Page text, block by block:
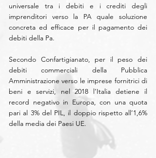
universale tra i debiti e i crediti degli
imprenditori verso la PA quale soluzione
concreta ed efficace per il pagamento dei
debiti della Pa.
Secondo Confartigianato, per il peso dei
debiti commerciali della Pubblica
Amministrazione verso le imprese fornitrici di
beni e servizi, nel 2018 l’Italia detiene il
record negativo in Europa, con una quota
pari al 3% del PIL, il doppio rispetto all’1,6%
della media dei Paesi UE.